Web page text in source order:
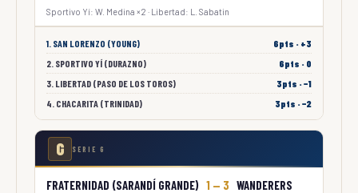
Sportivo Yí: W. Medina ×2 · Libertad: L. Sabatin
1. SAN LORENZO (YOUNG)
6pts · +3
2. SPORTIVO YÍ (DURAZNO)
6pts · 0
3. LIBERTAD (PASO DE LOS TOROS)
3pts · −1
4. CHACARITA (TRINIDAD)
3pts · −2
G SERIE G
FRATERNIDAD (SARANDÍ GRANDE) 1 — 3 WANDERERS